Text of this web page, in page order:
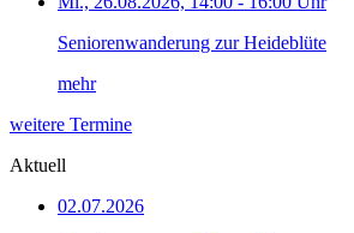
Seniorenwanderung zur Heideblüte
mehr
weitere Termine
Aktuell
02.07.2026